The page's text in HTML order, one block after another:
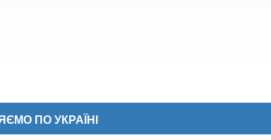
ПО УКРАЇНІ